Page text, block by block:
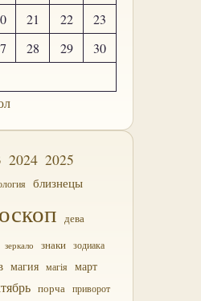
21 22
23
28 29
30
2024 2025
близнецы
дева
зеркало знаки зодиака
магия магія март
порча приворот